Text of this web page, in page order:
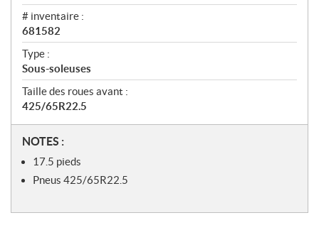
# inventaire :
681582
Type :
Sous-soleuses
Taille des roues avant :
425/65R22.5
N
o
NOTES :
17.5 pieds
Pneus 425/65R22.5